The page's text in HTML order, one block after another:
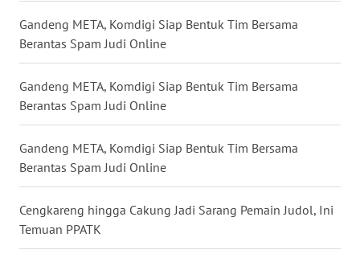
Gandeng META, Komdigi Siap Bentuk Tim Bersama
Berantas Spam Judi Online
Gandeng META, Komdigi Siap Bentuk Tim Bersama
Berantas Spam Judi Online
Gandeng META, Komdigi Siap Bentuk Tim Bersama
Berantas Spam Judi Online
Cengkareng hingga Cakung Jadi Sarang Pemain Judol, Ini
Temuan PPATK
WN
JOGJA
WN
JATIM
WN